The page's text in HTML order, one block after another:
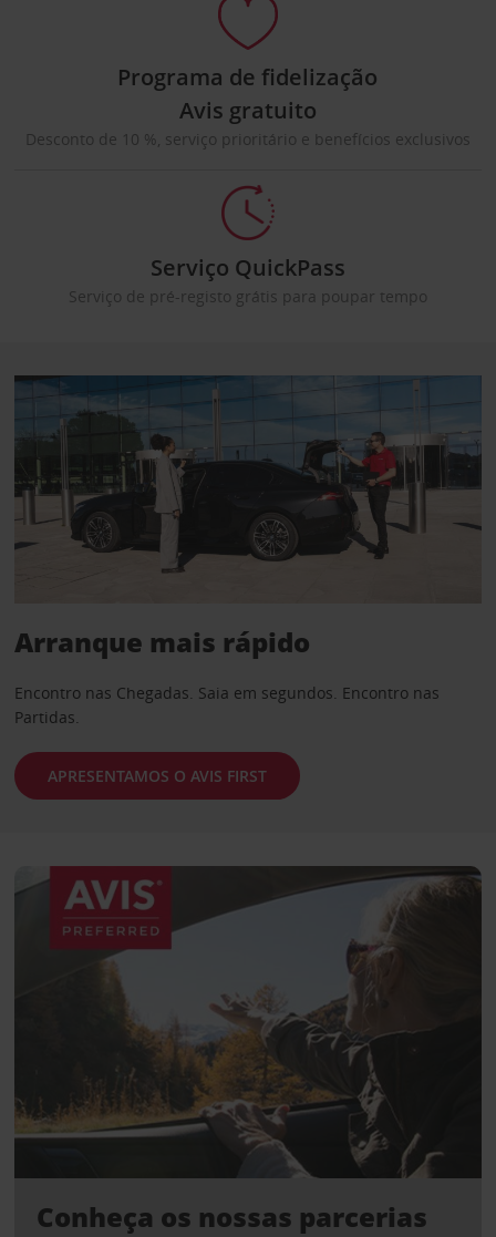
Programa de fidelização
Avis gratuito
Desconto de 10 %, serviço prioritário e benefícios exclusivos
Serviço QuickPass
Serviço de pré-registo grátis para poupar tempo
Arranque mais rápido
Encontro nas Chegadas. Saia em segundos. Encontro nas
Partidas.
APRESENTAMOS O AVIS FIRST
Conheça os nossas parcerias